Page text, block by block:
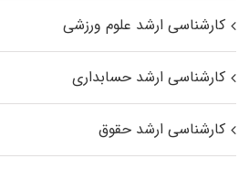
کارشناسی ارشد علوم ورزشی
کارشناسی ارشد حسابداری
کارشناسی ارشد حقوق